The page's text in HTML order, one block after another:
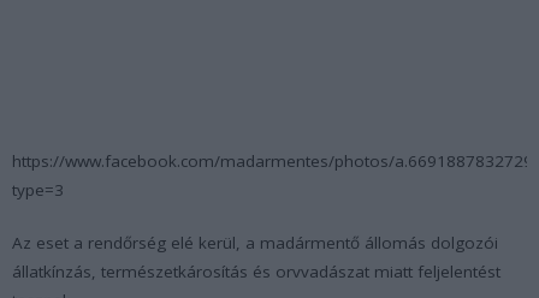
https://www.facebook.com/madarmentes/photos/
type=3
Az eset a rendőrség elé kerül, a madármentő állomás dolgozói
állatkínzás, természetkárosítás és orvvadászat miatt feljelentést